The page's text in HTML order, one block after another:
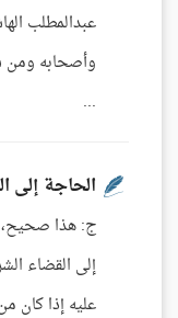
عبدالمطلب
وأصحابه ومن
...
الحاجة إلى
ج: هذا صحيح،
إلى القضاء
عليه إذا كان